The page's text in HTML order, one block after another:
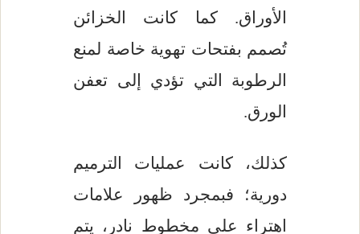
الأوراق. كما كانت الخزائن
تُصمم بفتحات تهوية خاصة لمنع
الرطوبة التي تؤدي إلى تعفن
الورق.
كذلك، كانت عمليات الترميم
دورية؛ فبمجرد ظهور علامات
اهتراء على مخطوط نادر، يتم